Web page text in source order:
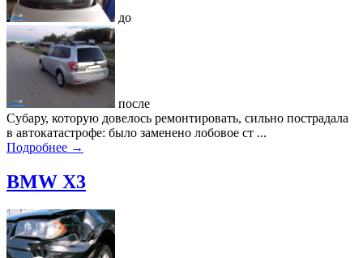
до
после
Субару, которую довелось ремонтировать, сильно пострадала
в автокатастрофе: было заменено лобовое ст ...
Подробнее →
BMW X3